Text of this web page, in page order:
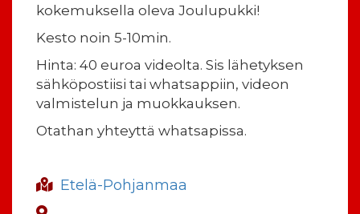
kokemuksella oleva Joulupukki!
Kesto noin 5-10min.
Hinta: 40 euroa videolta. Sis lähetyksen
sähköpostiisi tai whatsappiin, videon
valmistelun ja muokkauksen.
Otathan yhteyttä whatsapissa.
Etelä-Pohjanmaa